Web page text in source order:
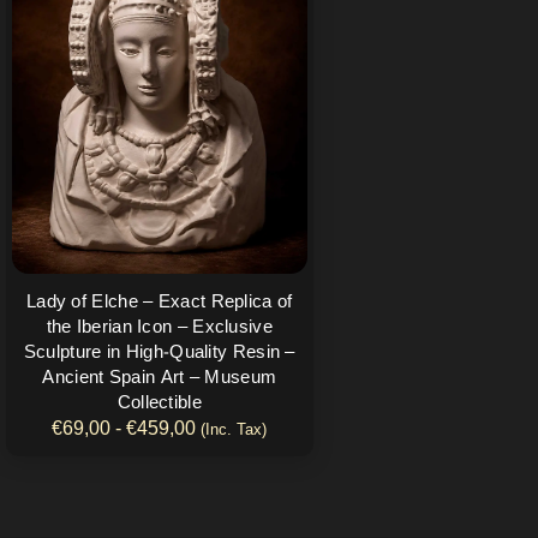
Lady of Elche – Exact Replica of
the Iberian Icon – Exclusive
Sculpture in High-Quality Resin –
Ancient Spain Art – Museum
Collectible
€69,00 - €459,00
€69,00
hasta
€459,00
(Inc. Tax)
múltiples
variantes.
Las
opciones
se
pueden
elegir
en
la
página
de
producto